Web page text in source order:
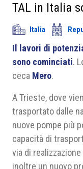
Partner
Progetti
Area riservata
TAL in Italia
Italia
Il lavori di
sono cominciati.
ceca Mero.
A Trieste, dove
trasportato dalle
nuove pompe più
capacità di
via di
inoltre un nuovo